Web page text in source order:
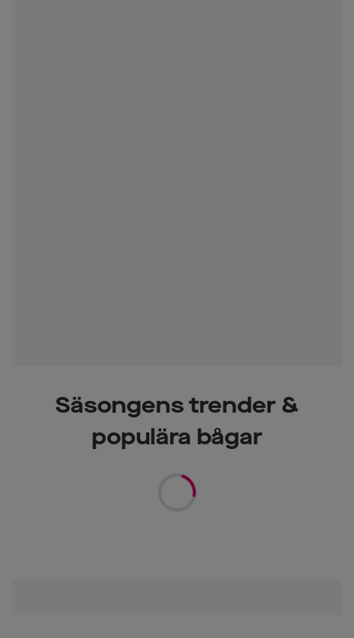
Säsongens trender &
populära bågar